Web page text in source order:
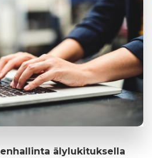
älylukituksella